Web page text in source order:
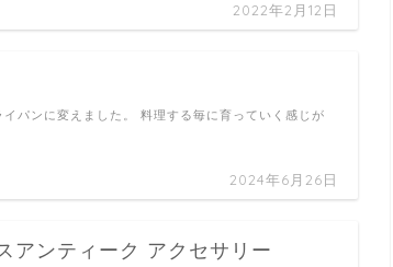
2022年2月12日
2024年6月26日
パンに変えました。 料理する毎に育っていく感じが
アンティーク アクセサリー